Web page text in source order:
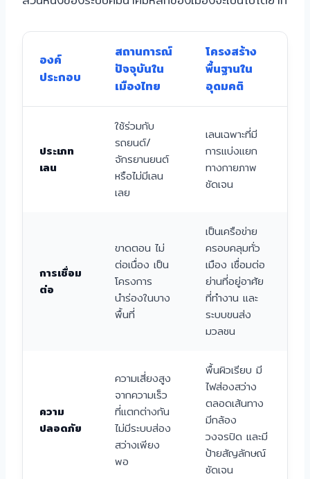
องค์
ประกอบ
สถานการณ์
ปัจจุบันใน
เมืองไทย
โครงสร้าง
พื้นฐานใน
อุดมคติ
ประเภท
เลน
ใช้ร่วมกับ
รถยนต์/
จักรยานยนต์
หรือไม่มีเลน
เลย
เลนเฉพาะที่มี
การแบ่งแยก
ทางกายภาพ
ชัดเจน
การเชื่อม
ต่อ
ขาดตอน ไม่
ต่อเนื่อง เป็น
โครงการ
นำร่องในบาง
พื้นที่
เป็นเครือข่าย
ครอบคลุมทั่ว
เมือง เชื่อมต่อ
ย่านที่อยู่อาศัย
ที่ทำงาน และ
ระบบขนส่ง
มวลชน
ความ
ปลอดภัย
ความเสี่ยงสูง
จากความเร็ว
ที่แตกต่างกัน
ไม่มีระบบส่อง
สว่างเพียง
พอ
พื้นผิวเรียบ มี
ไฟส่องสว่าง
ตลอดเส้นทาง
มีกล้อง
วงจรปิด และมี
ป้ายสัญลักษณ์
ชัดเจน